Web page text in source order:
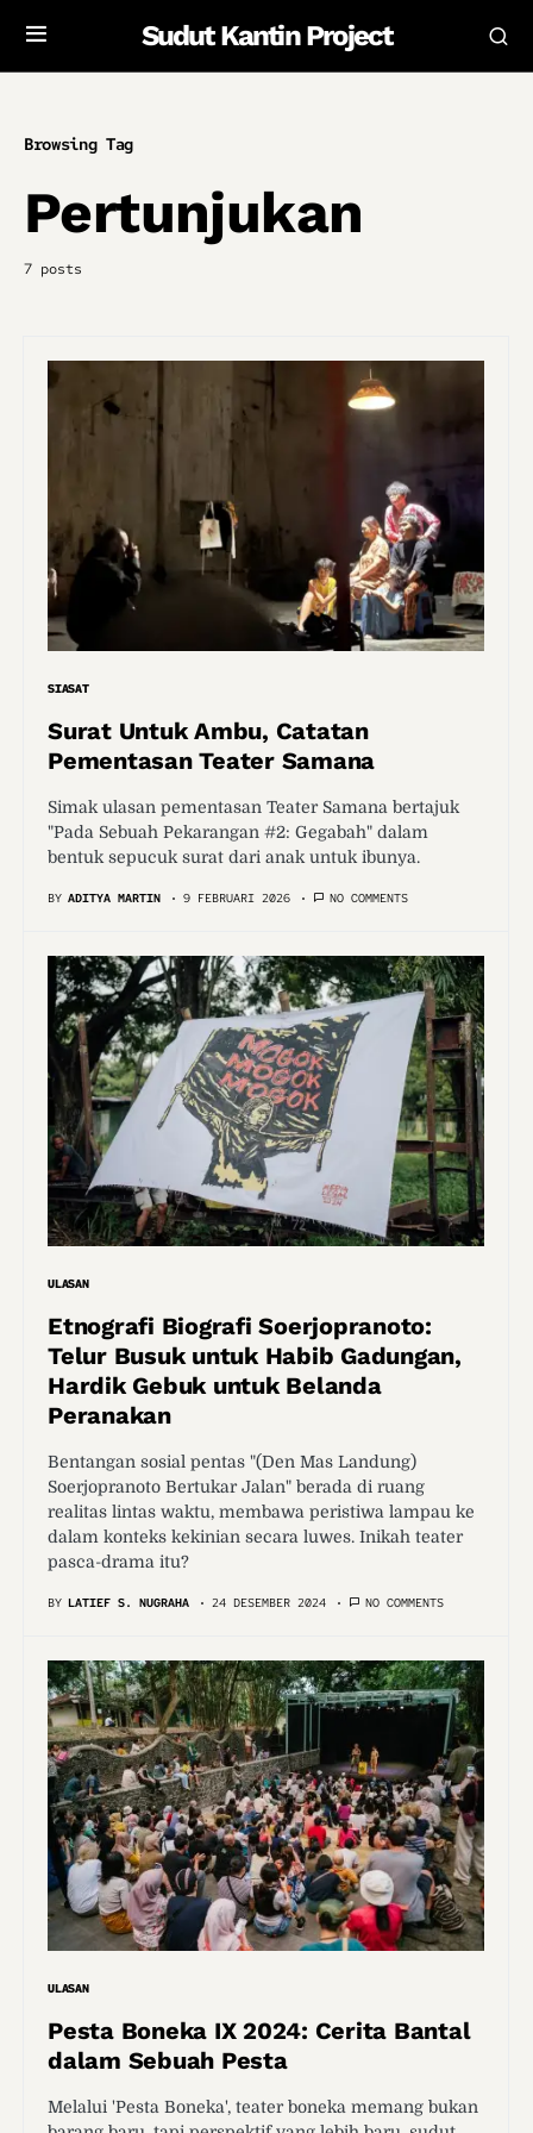
Sudut Kantin Project
Browsing Tag
Pertunjukan
7 posts
SIASAT
Surat Untuk Ambu, Catatan
Pementasan Teater Samana
Simak ulasan pementasan Teater Samana bertajuk
"Pada Sebuah Pekarangan #2: Gegabah" dalam
bentuk sepucuk surat dari anak untuk ibunya.
BY ADITYA MARTIN 9 FEBRUARI 2026 NO COMMENTS
ULASAN
Etnografi Biografi Soerjopranoto:
Telur Busuk untuk Habib Gadungan,
Hardik Gebuk untuk Belanda
Peranakan
Bentangan sosial pentas "(Den Mas Landung)
Soerjopranoto Bertukar Jalan" berada di ruang
realitas lintas waktu, membawa peristiwa lampau ke
dalam konteks kekinian secara luwes. Inikah teater
pasca-drama itu?
BY LATIEF S. NUGRAHA 24 DESEMBER 2024 NO COMMENTS
ULASAN
Pesta Boneka IX 2024: Cerita Bantal
dalam Sebuah Pesta
Melalui 'Pesta Boneka', teater boneka memang bukan